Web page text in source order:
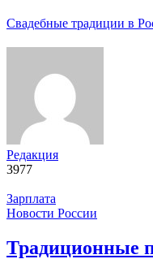
Свадебные традиции в
Редакция
3977
Зарплата
Новости России
Традиционные